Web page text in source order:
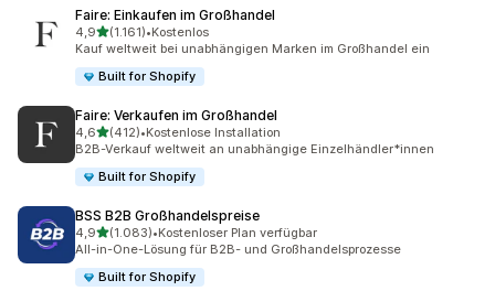
Faire: Einkaufen im Großhandel
4,9von 5 Sternen
(1.161)
1161 Rezensionen insgesamt
•Kostenlos
Kauf weltweit bei unabhängigen Marken im Großhandel ein
Built for Shopify
Faire: Verkaufen im Großhandel
4,6von 5 Sternen
(412)
412 Rezensionen insgesamt
•Kostenlose Installation
B2B-Verkauf weltweit an unabhängige Einzelhändler*innen
Built for Shopify
BSS B2B Großhandelspreise
4,9von 5 Sternen
(1.083)
1083 Rezensionen insgesamt
•Kostenloser Plan verfügbar
All-in-One-Lösung für B2B- und Großhandelsprozesse
Built for Shopify